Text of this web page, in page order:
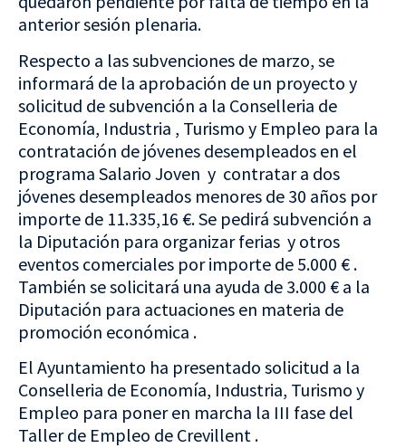
anterior sesión plenaria.
Respecto a las subvenciones de marzo, se
informará de la aprobación de un proyecto y
solicitud de subvención a la Conselleria de
Economía, Industria , Turismo y Empleo para la
contratación de jóvenes desempleados en el
programa Salario Joven y contratar a dos
jóvenes desempleados menores de 30 años por
importe de 11.335,16 €. Se pedirá subvención a
la Diputación para organizar ferias y otros
eventos comerciales por importe de 5.000 € .
También se solicitará una ayuda de 3.000 € a la
Diputación para actuaciones en materia de
promoción económica .
El Ayuntamiento ha presentado solicitud a la
Conselleria de Economía, Industria, Turismo y
Empleo para poner en marcha la III fase del
Taller de Empleo de Crevillent .